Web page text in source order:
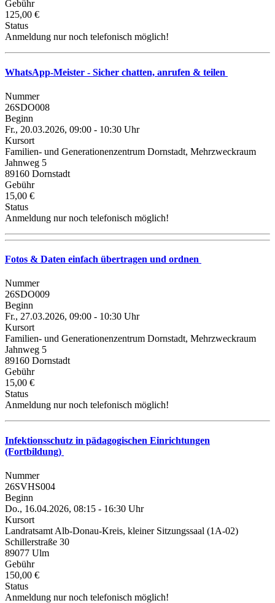
Gebühr
125,00 €
Status
Anmeldung nur noch telefonisch möglich!
WhatsApp-Meister - Sicher chatten, anrufen & teilen
Nummer
26SDO008
Beginn
Fr., 20.03.2026, 09:00 - 10:30 Uhr
Kursort
Familien- und Generationenzentrum Dornstadt, Mehrzweckraum
Jahnweg 5
89160 Dornstadt
Gebühr
15,00 €
Status
Anmeldung nur noch telefonisch möglich!
Fotos & Daten einfach übertragen und ordnen
Nummer
26SDO009
Beginn
Fr., 27.03.2026, 09:00 - 10:30 Uhr
Kursort
Familien- und Generationenzentrum Dornstadt, Mehrzweckraum
Jahnweg 5
89160 Dornstadt
Gebühr
15,00 €
Status
Anmeldung nur noch telefonisch möglich!
Infektionsschutz in pädagogischen Einrichtungen
(Fortbildung)
Nummer
26SVHS004
Beginn
Do., 16.04.2026, 08:15 - 16:30 Uhr
Kursort
Landratsamt Alb-Donau-Kreis, kleiner Sitzungssaal (1A-02)
Schillerstraße 30
89077 Ulm
Gebühr
150,00 €
Status
Anmeldung nur noch telefonisch möglich!